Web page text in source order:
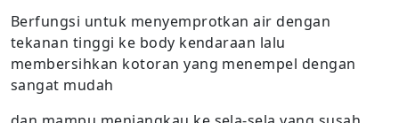
Berfungsi untuk menyemprotkan air dengan
tekanan tinggi ke body kendaraan lalu
membersihkan kotoran yang menempel dengan
sangat mudah